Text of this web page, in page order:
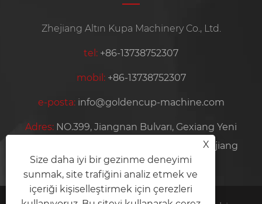
Zhejiang Altın Kupa Machinery Co., Ltd.
tel: +86-13738752307
mobil: +86-13738752307
e-posta: info@goldencup-machine.com
Adres: NO.399, Jiangnan Bulvarı, Gexiang Yeni
Bölgesi, Ruian Şehri, Wenzhou Şehri, Zhejiang
Eyaleti, Çin
X
Size daha iyi bir gezinme deneyimi
sunmak, site trafiğini analiz etmek ve
içeriği kişiselleştirmek için çerezleri